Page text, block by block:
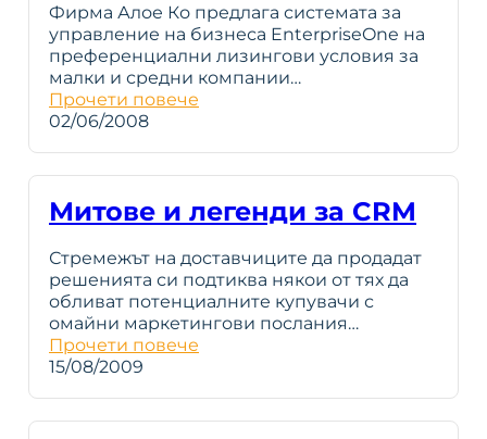
Фирма Алое Ко предлага системата за
управление на бизнеса EnterpriseOne на
преференциални лизингови условия за
малки и средни компании…
Прочети повече
02/06/2008
Митове и легенди за CRM
Стремежът на доставчиците да продадат
решенията си подтиква някои от тях да
обливат потенциалните купувачи с
омайни маркетингови послания…
Прочети повече
15/08/2009